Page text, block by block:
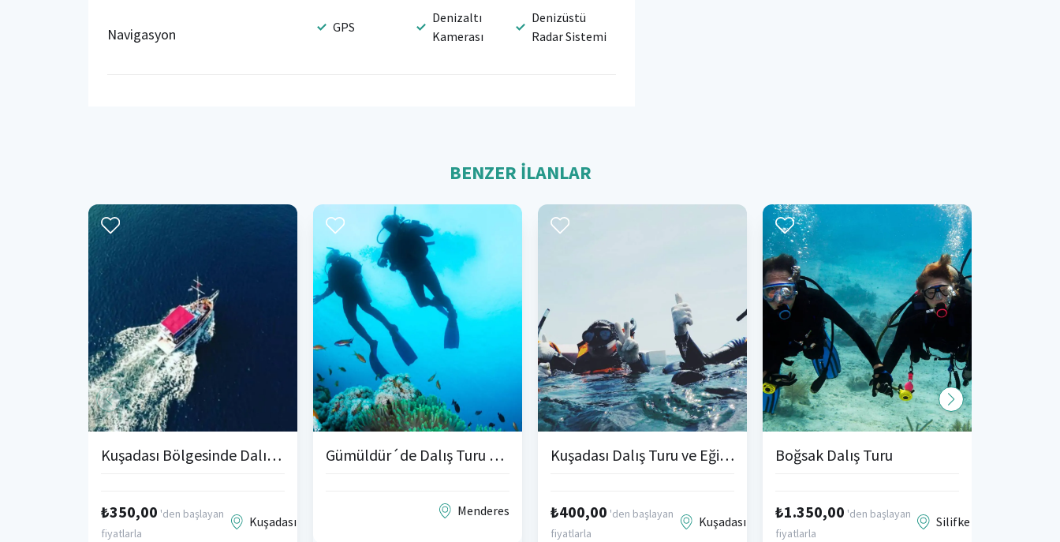
Navigasyon GPS
Denizaltı
Kamerası
Denizüstü
Radar Sistemi
BENZER İLANLAR
Kuşadası Bölgesinde Dalış Turu ve Eğitimi
₺350,00 'den başlayan
fiyatlarla
Kuşadası
Gümüldür´de Dalış Turu ve Eğitimi
Menderes
Kuşadası Dalış Turu ve Eğitimi
₺400,00 'den başlayan
fiyatlarla
Kuşadası
Boğsak Dalış Turu
₺1.350,00 'den başlayan
fiyatlarla
Silifke